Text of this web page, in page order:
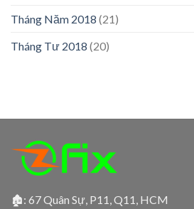
Tháng Năm 2018 (21)
Tháng Tư 2018 (20)
🏚: 67 Quân Sự, P11, Q11, HCM